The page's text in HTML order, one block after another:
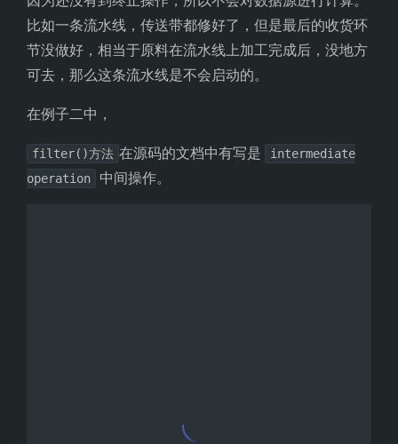
比如一条流水线，传送带都修好了，但是最后的收货环
节没做好，相当于原料在流水线上加工完成后，没地方
可去，那么这条流水线是不会启动的。
在例子二中，
filter()方法 在源码的文档中有写是
intermediate
operation
中间操作。